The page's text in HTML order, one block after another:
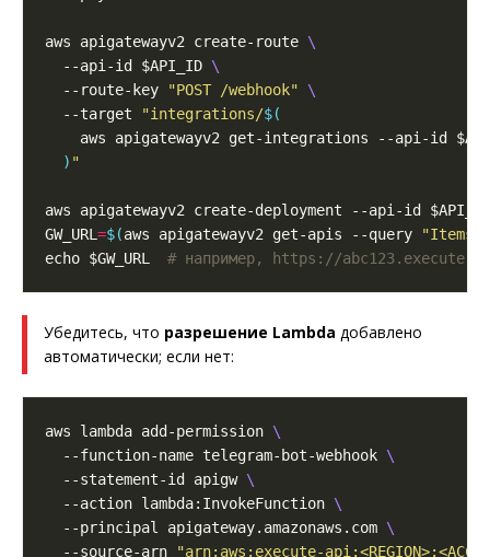
aws apigatewayv2 create-route
  --api-id $API_ID
  --route-key
"POST /webhook"
  --target
"integrations/$(
aws apigatewayv2 get-integrations --api-id
) "
GW_URL =$(aws apigatewayv2 get-apis --query
echo $GW_URL # например, https://abc123.execute-
Убедитесь, что разрешение Lambda добавлено
автоматически; если нет:
aws lambda add-permission
  --function-name telegram-bot-webhook
  --statement-id apigw
  --action lambda:InvokeFunction
  --principal apigateway.amazonaws.com
  --source-arn
"arn:aws:execute-